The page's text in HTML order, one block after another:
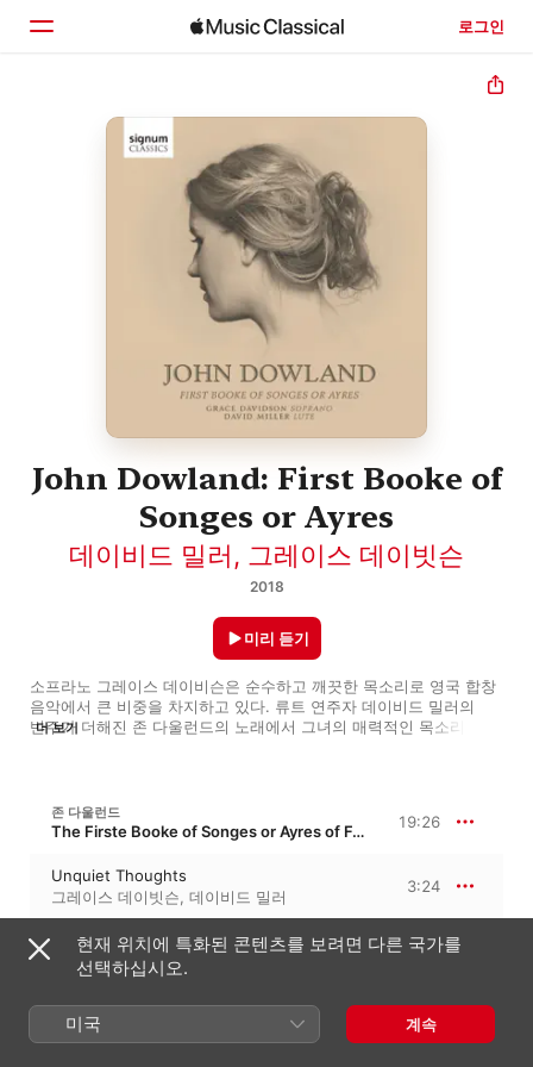
로그인
John Dowland: First Booke of
Songes or Ayres
데이비드 밀러, 그레이스 데이빗슨
2018
소프라노 그레이스 데이비슨은 순수하고 깨끗한 목소리로 영국 합창
음악에서 큰 비중을 차지하고 있다. 류트 연주자 데이비드 밀러의
반주가 더해진 존 다울런드의 노래에서 그녀의 매력적인 목소리가
이가 없었다. 데이비슨과 밀러는 신선한 순수함으로 그의 음악에
다가갔으며, ‘Now, Oh Now I Needs Must Part’는 미묘한 감정
있게 연주되었고, ‘Can She Excuse My Wrongs with Virtue’s
Cloak?’에서는 유연한 리듬의 아름다움을 느낄 수 있다.
더 보기
미리 듣기
존 다울런드
The Firste Booke of Songes or Ayres of Fowre Partes 19:26
Unquiet Thoughts
그레이스 데이빗슨, 데이비드 밀러
3:24
Love
데이비드 밀러, 그레이스 데이빗슨
2:30
My Thoughts are Wing'd with Hopes
그레이스 데이빗슨
3:23
현재 위치에 특화된 콘텐츠를 보려면 다른 국가를
선택하십시오.
미국 계속